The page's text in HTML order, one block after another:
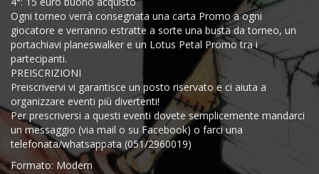
Ogni torneo verrà consegnata una carta Promo a ogni
giocatore e verranno estratte a sorte una busta da torneo, un
portachiavi planeswalker e un Lotus Petal Promo tra i
partecipanti.
PREISCRIZIONI
Preiscrivervi vi garantisce un posto riservato e ci aiuta a
organizzare eventi più divertenti!
Per prescriversi a questi eventi dovete semplicemente mandarci
un messaggio (via mail o su Facebook) o farci una
telefonata/whatsappata (051/2960019)
Formato: Modern